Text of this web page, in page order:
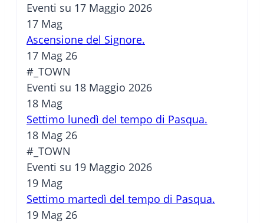
Eventi su 17 Maggio 2026
17 Mag
Ascensione del Signore.
17 Mag 26
#_TOWN
Eventi su 18 Maggio 2026
18 Mag
Settimo lunedì del tempo di Pasqua.
18 Mag 26
#_TOWN
Eventi su 19 Maggio 2026
19 Mag
Settimo martedì del tempo di Pasqua.
19 Mag 26